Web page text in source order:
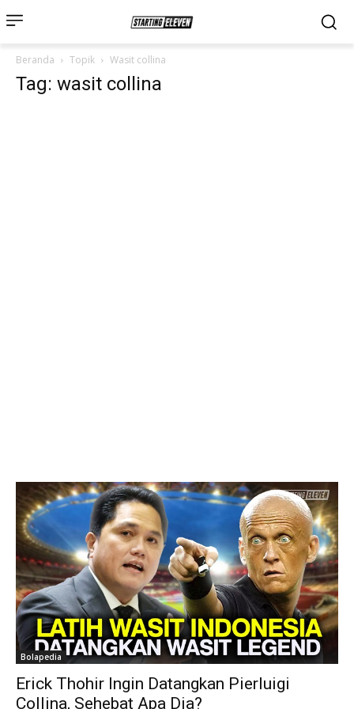
Beranda Topik Wasit collina
Tag: wasit collina
Bolapedia
Erick Thohir Ingin Datangkan Pierluigi
Collina, Sehebat Apa Dia?